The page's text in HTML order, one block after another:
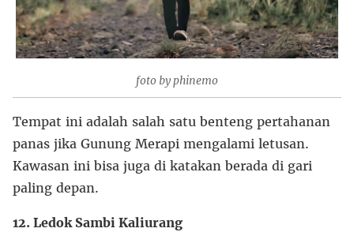
foto by phinemo
Tempat ini adalah salah satu benteng pertahanan
panas jika Gunung Merapi mengalami letusan.
Kawasan ini bisa juga di katakan berada di gari
paling depan.
12. Ledok Sambi Kaliurang